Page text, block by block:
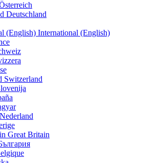
Deutschland
International (English)
Switzerland
Nederland
Great Britain